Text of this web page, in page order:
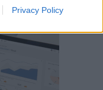
Privacy Policy